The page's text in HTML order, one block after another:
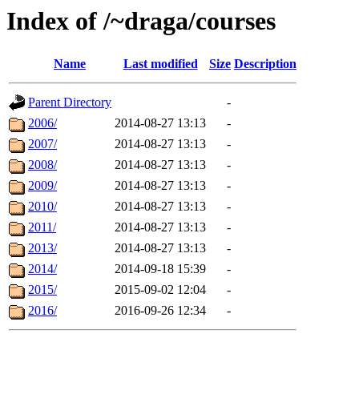
Index of /~draga/courses
Name Last modified Size Description
Parent Directory
-
2006/
2014-08-27 13:13
-
2007/
2014-08-27 13:13
-
2008/
2014-08-27 13:13
-
2009/
2014-08-27 13:13
-
2010/
2014-08-27 13:13
-
2011/
2014-08-27 13:13
-
2013/
2014-08-27 13:13
-
2014/
2014-09-18 15:39
-
2015/
2015-09-02 12:04
-
2016/
2016-09-26 12:34 -